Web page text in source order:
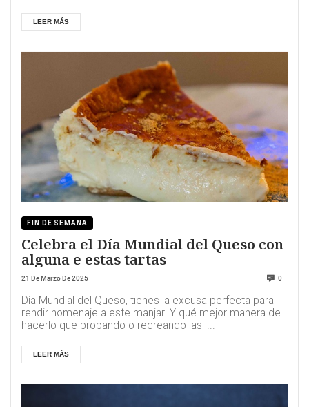
LEER MÁS
FIN DE SEMANA
Celebra el Día Mundial del Queso con
alguna e estas tartas
21 De Marzo De 2025 0
Día Mundial del Queso, tienes la excusa perfecta para
rendir homenaje a este manjar. Y qué mejor manera de
hacerlo que probando o recreando las i...
LEER MÁS